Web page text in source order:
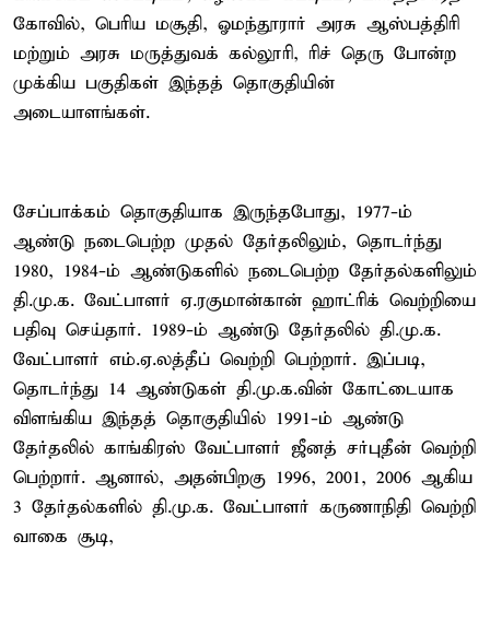
கோவில், பெரிய மசூதி, ஓமந்தூரார் அரசு ஆஸ்பத்திரி
மற்றும் அரசு மருத்துவக் கல்லூரி, ரிச் தெரு போன்ற
முக்கிய பகுதிகள் இந்தத் தொகுதியின்
அடையாளங்கள்.
சேப்பாக்கம் தொகுதியாக இருந்தபோது, 1977-ம்
ஆண்டு நடைபெற்ற முதல் தேர்தலிலும், தொடர்ந்து
1980, 1984-ம் ஆண்டுகளில் நடைபெற்ற தேர்தல்களிலும்
தி.மு.க. வேட்பாளர் ஏ.ரகுமான்கான் ஹாட்ரிக் வெற்றியை
பதிவு செய்தார். 1989-ம் ஆண்டு தேர்தலில் தி.மு.க.
வேட்பாளர் எம்.ஏ.லத்தீப் வெற்றி பெற்றார். இப்படி,
தொடர்ந்து 14 ஆண்டுகள் தி.மு.க.வின் கோட்டையாக
விளங்கிய இந்தத் தொகுதியில் 1991-ம் ஆண்டு
தேர்தலில் காங்கிரஸ் வேட்பாளர் ஜீனத் சர்புதீன் வெற்றி
பெற்றார். ஆனால், அதன்பிறகு 1996, 2001, 2006 ஆகிய
3 தேர்தல்களில் தி.மு.க. வேட்பாளர் கருணாநிதி வெற்றி
வாகை சூடி,